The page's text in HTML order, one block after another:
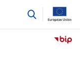
przejdź
Przejdź